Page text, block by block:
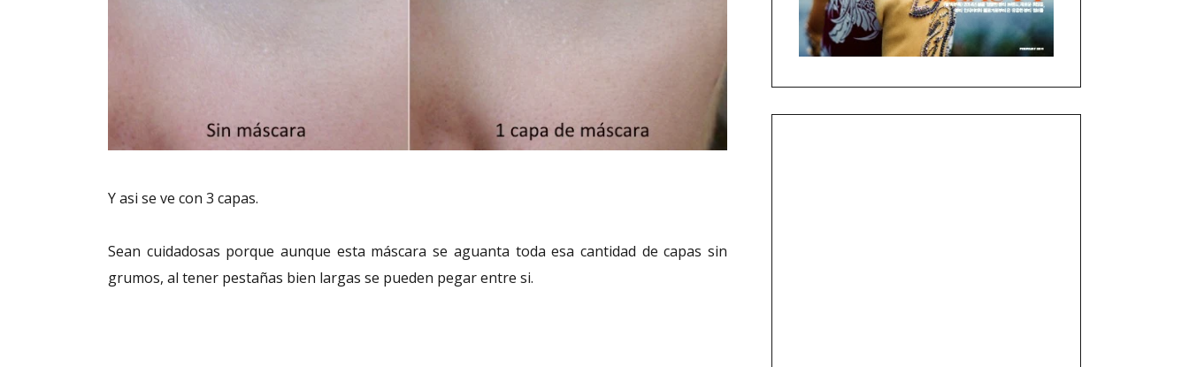
Y asi se ve con 3 capas.
Sean cuidadosas porque aunque esta máscara se aguanta toda esa cantidad de capas sin
grumos, al tener pestañas bien largas se pueden pegar entre si.